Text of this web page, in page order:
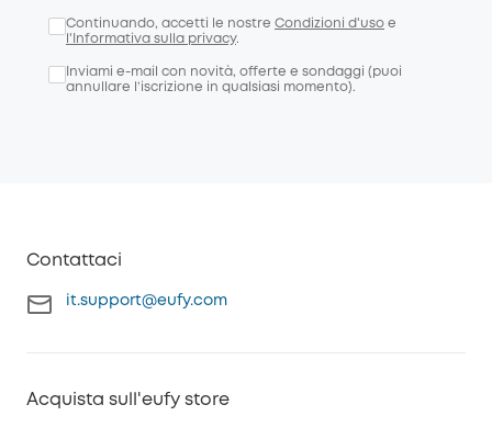
Continuando, accetti le nostre Condizioni d'uso e
l'Informativa sulla privacy.
Inviami e-mail con novità, offerte e sondaggi (puoi
annullare l’iscrizione in qualsiasi momento).
Contattaci
it.support@eufy.com
Acquista sull'eufy store